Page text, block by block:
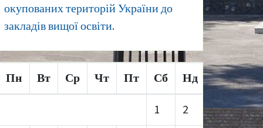
окупованих територій України до
закладів вищої освіти.
Пн Вт Ср Чт Пт Сб Нд
1 2